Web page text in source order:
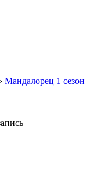
› Мандалорец 1 сезон